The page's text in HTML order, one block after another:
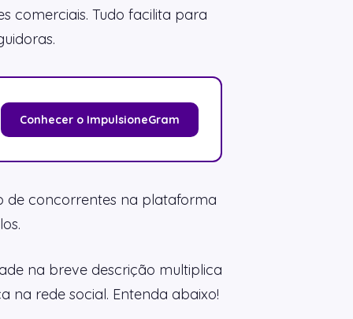
comerciais. Tudo facilita para
Conhecer o ImpulsioneGram
de concorrentes na plataforma
na breve descrição multiplica
na rede social. Entenda abaixo!